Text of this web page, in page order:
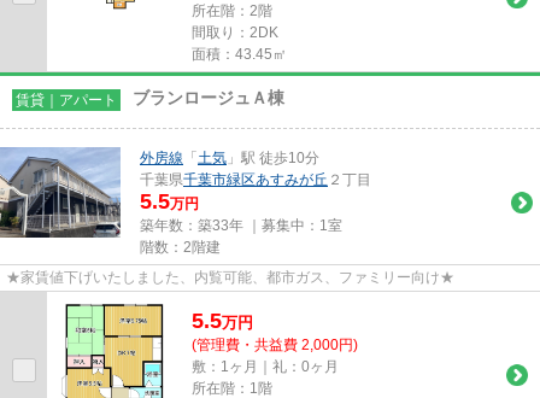
所在階：2階
間取り：2DK
面積：43.45㎡
賃貸｜アパート ブランロージュＡ棟
外房線 「 土気 」駅 徒歩10分
千葉県千葉市緑区あすみが丘 ２丁目
5.5万円
築年数：築33年 ｜募集中： 1室
階数：2階建
★家賃値下げいたしました、内覧可能、都市ガス、ファミリー向け★
5.5万円
(管理費・共益費 2,000円)
敷：1ヶ月｜礼：0ヶ月
所在階：1階